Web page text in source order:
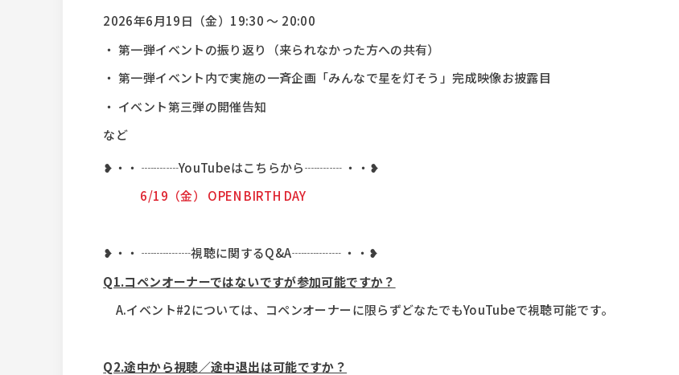
2026年6月19日（金）19:30 ～ 20:00
・ 第一弾イベントの振り返り（来られなかった方への共有）
・ 第一弾イベント内で実施の一斉企画「みんなで星を灯そう」完成映像お披露目
・ イベント第三弾の開催告知
など
❥・・ ┈┈┈YouTubeはこちらから┈┈┈ ・・❥
6/19（金） OPEN BIRTH DAY
❥・・ ┈┈┈┈視聴に関するQ&A┈┈┈┈ ・・❥
Q1.コペンオーナーではないですが参加可能ですか？
A.イベント#2については、コペンオーナーに限らずどなたでもYouTubeで視聴可能です。
Q2.途中から視聴／途中退出は可能ですか？